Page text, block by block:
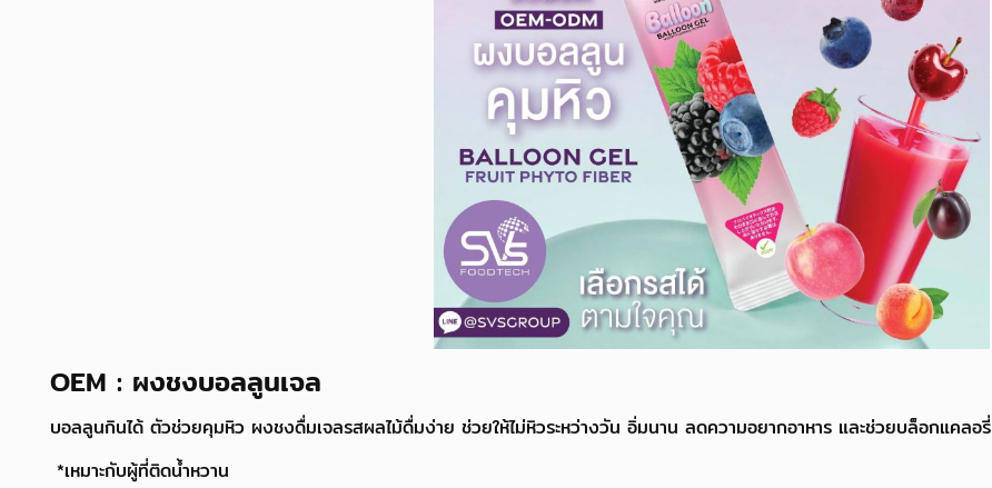
OEM : ผงชงบอลลูนเจล
บอลลูนกินได้ ตัวช่วยคุมหิว ผงชงดื่มเจลรสผลไม้ดื่มง่าย ช่วยให้ไม่หิวระหว่างวัน อิ่มนาน ลดความอยากอาหาร และช่วยบล็อกแคลอรี่
*เหมาะกับผู้ที่ติดน้ำหวาน